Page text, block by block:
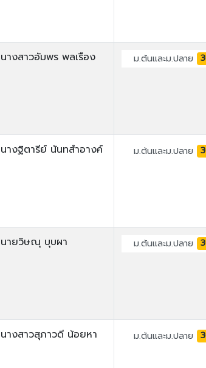
นางสาวอัมพร พลเรือง ม.ต้นและม.ปลาย
นางฐิตารีย์ นันทสำอางค์ ม.ต้นและม.ปลาย
นายวิษณุ บุบผา ม.ต้นและม.ปลาย
นางสาวสุภาวดี น้อยหา ม.ต้นและม.ปลาย